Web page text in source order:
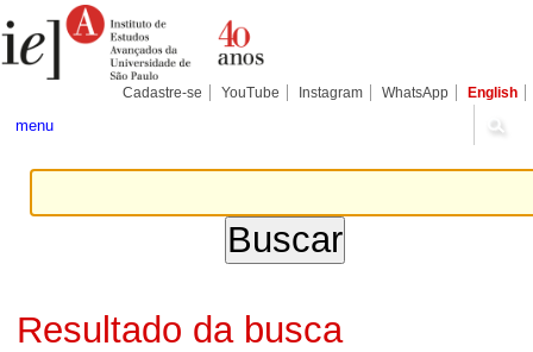
para
conteúdo.
Pessoais
Cadastre-se YouTube Instagram WhatsApp English
menu
Resultado da busca